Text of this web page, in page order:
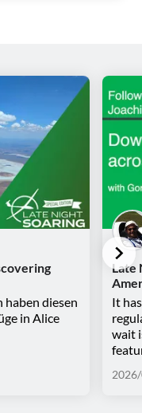
haben diesen
in Alice
Late
It
wait